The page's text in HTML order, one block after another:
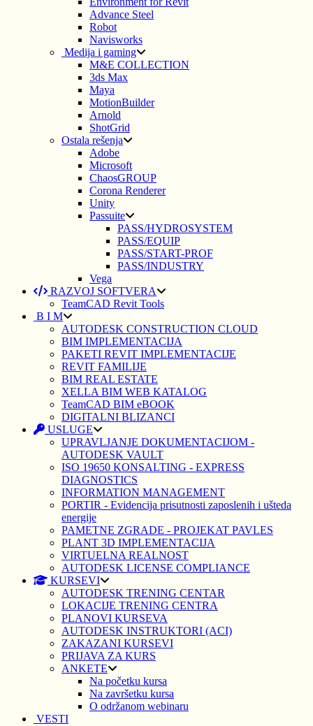
Advance Steel
Robot
Navisworks
Medija i gaming
M&E COLLECTION
3ds Max
Maya
MotionBuilder
Arnold
ShotGrid
Ostala rešenja
Adobe
Microsoft
ChaosGROUP
Corona Renderer
Unity
Passuite
PASS/HYDROSYSTEM
PASS/EQUIP
PASS/START-PROF
PASS/INDUSTRY
Vega
RAZVOJ SOFTVERA
TeamCAD Revit Tools
B I M
AUTODESK CONSTRUCTION CLOUD
BIM IMPLEMENTACIJA
PAKETI REVIT IMPLEMENTACIJE
REVIT FAMILIJE
BIM REAL ESTATE
XELLA BIM WEB KATALOG
TeamCAD BIM eBOOK
DIGITALNI BLIZANCI
USLUGE
UPRAVLJANJE DOKUMENTACIJOM -
AUTODESK VAULT
ISO 19650 KONSALTING - EXPRESS
DIAGNOSTICS
INFORMATION MANAGEMENT
PORTIR - Evidencija prisutnosti zaposlenih i ušteda
energije
PAMETNE ZGRADE - PROJEKAT PAVLES
PLANT 3D IMPLEMENTACIJA
VIRTUELNA REALNOST
AUTODESK LICENSE COMPLIANCE
KURSEVI
AUTODESK TRENING CENTAR
LOKACIJE TRENING CENTRA
PLANOVI KURSEVA
AUTODESK INSTRUKTORI (ACI)
ZAKAZANI KURSEVI
PRIJAVA ZA KURS
ANKETE
Na početku kursa
Na završetku kursa
O održanom webinaru
VESTI